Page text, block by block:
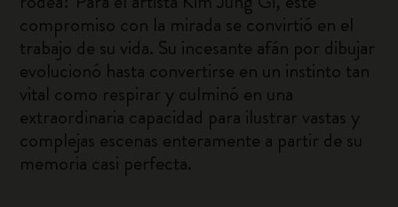
compromiso con la mirada se convirtió en el
trabajo de su vida. Su incesante afán por dibujar
evolucionó hasta convertirse en un instinto tan
vital como respirar y culminó en una
extraordinaria capacidad para ilustrar vastas y
complejas escenas enteramente a partir de su
memoria casi perfecta.